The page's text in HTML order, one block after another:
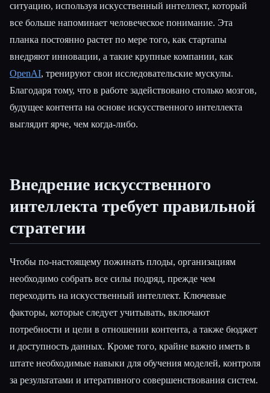
ситуацию, используя искусственный интеллект, который
все больше напоминает человеческое понимание. Эта
планка постоянно растет по мере того, как стартапы
внедряют инновации, а такие крупные компании, как
OpenAI, тренируют свои исследовательские мускулы.
Благодаря тому, что в работе задействовано столько мозгов,
будущее контента на основе искусственного интеллекта
выглядит ярче, чем когда-либо.
Внедрение искусственного
интеллекта требует правильной
стратегии
Чтобы по-настоящему пожинать плоды, организациям
необходимо собрать все силы подряд, прежде чем
переходить на искусственный интеллект. Ключевые
факторы, которые следует учитывать, включают
потребности и цели в отношении контента, а также бюджет
и доступность данных. Кроме того, крайне важно иметь в
штате необходимые навыки для обучения моделей, контроля
за результатами и итеративного совершенствования систем.